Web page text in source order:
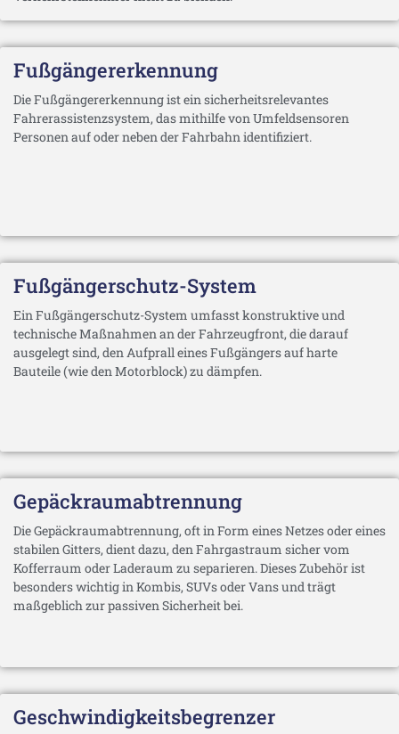
Fußgängererkennung
Die Fußgängererkennung ist ein sicherheitsrelevantes
Fahrerassistenzsystem, das mithilfe von Umfeldsensoren
Personen auf oder neben der Fahrbahn identifiziert.
Fußgängerschutz-System
Ein Fußgängerschutz-System umfasst konstruktive und
technische Maßnahmen an der Fahrzeugfront, die darauf
ausgelegt sind, den Aufprall eines Fußgängers auf harte
Bauteile (wie den Motorblock) zu dämpfen.
Gepäckraumabtrennung
Die Gepäckraumabtrennung, oft in Form eines Netzes oder eines
stabilen Gitters, dient dazu, den Fahrgastraum sicher vom
Kofferraum oder Laderaum zu separieren. Dieses Zubehör ist
besonders wichtig in Kombis, SUVs oder Vans und trägt
maßgeblich zur passiven Sicherheit bei.
Geschwindigkeitsbegrenzer